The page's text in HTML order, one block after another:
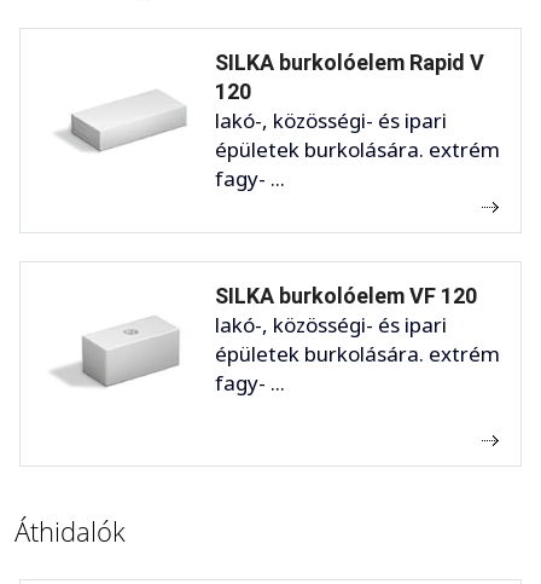
SILKA burkolóelem Rapid V
120
lakó-, közösségi- és ipari
épületek burkolására. extrém
fagy- ...
SILKA burkolóelem VF 120
lakó-, közösségi- és ipari
épületek burkolására. extrém
fagy- ...
Áthidalók